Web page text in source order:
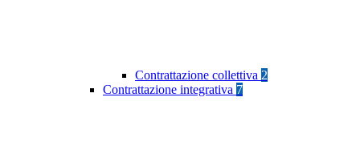
Contrattazione collettiva 2
Contrattazione integrativa 7